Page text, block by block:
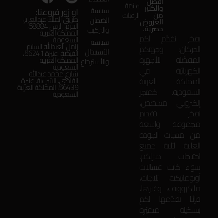
والكثير
من
العروض
حصرية.
بفخر نقدّم لكم
الحركان: وجهتكم
المفضّلة للأجهزة
الكهربائية في
المملكة العربية
السعودية. كمتجر
إلكتروني متخصص،
نفخر بتقديم
مجموعة واسعة
من منتجات الجودة
العالية لتلبية جميع
احتياجات منزلكم.
سواء كانت غسالات
أوتوماتيكية، ثلاجات،
مايكروويف، وغيرها،
فإنّنا نقدّمها لكم
بتشكيلة متميّزة
قائمة
الرغبات
سياسة
الضمان
والتركيب
سياسة
الأستبدال
والأسترجاع
او زور فروعنا:
طريق الملك عبدالعزيز،
الحزم، الرس 58884،
المملكة العربية
السعودية
زامل العبدالله السليم،
الفيضة، عنيزة 56241،
المملكة العربية
السعودية
شارع محمد عبدالله
القاضي، الشرقية، عنيزة
56439، المملكة العربية
السعودية